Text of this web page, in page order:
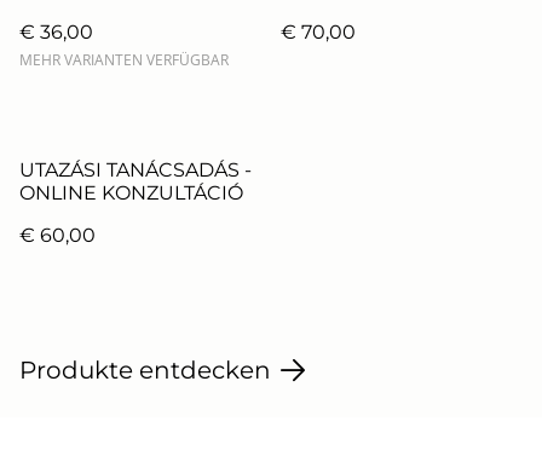
Bősze Ádámmal és Bősz
Lillával
€ 36,00
MEHR VARIANTEN VERFÜGBAR
€ 70,00
UTAZÁSI TANÁCSADÁS -
ONLINE KONZULTÁCIÓ
€ 60,00
Produkte entdecken